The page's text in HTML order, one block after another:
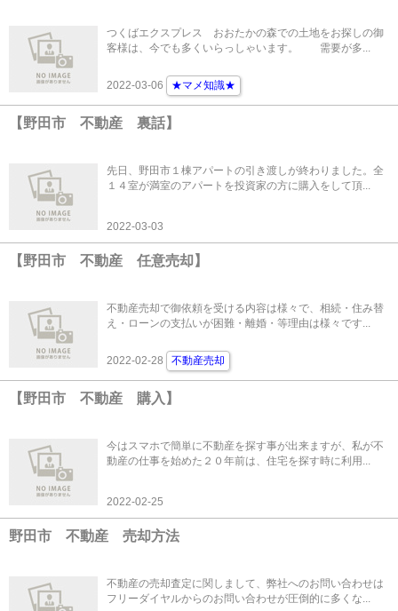
つくばエクスプレス おおたかの森での土地をお探しの御
客様は、今でも多くいらっしゃいます。 需要が多...
2022-03-06 ★マメ知識★
【野田市 不動産 裏話】
先日、野田市１棟アパートの引き渡しが終わりました。全
１４室が満室のアパートを投資家の方に購入をして頂...
2022-03-03
【野田市 不動産 任意売却】
不動産売却で御依頼を受ける内容は様々で、相続・住み替
え・ローンの支払いが困難・離婚・等理由は様々です...
2022-02-28 不動産売却
【野田市 不動産 購入】
今はスマホで簡単に不動産を探す事が出来ますが、私が不
動産の仕事を始めた２０年前は、住宅を探す時に利用...
2022-02-25
野田市 不動産 売却方法
不動産の売却査定に関しまして、弊社へのお問い合わせは
フリーダイヤルからのお問い合わせが圧倒的に多くな...